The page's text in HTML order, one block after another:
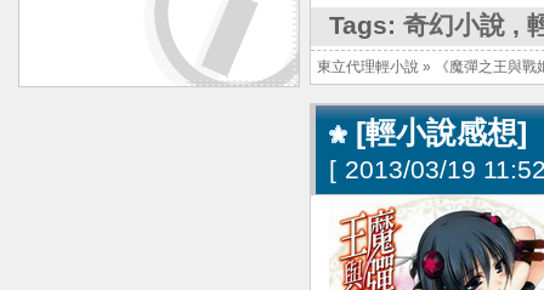
Tags: 奇幻小說 ,
東立代理輕小說 » 《魔彈之王與戰
[輕小說感想]
[ 2013/03/19